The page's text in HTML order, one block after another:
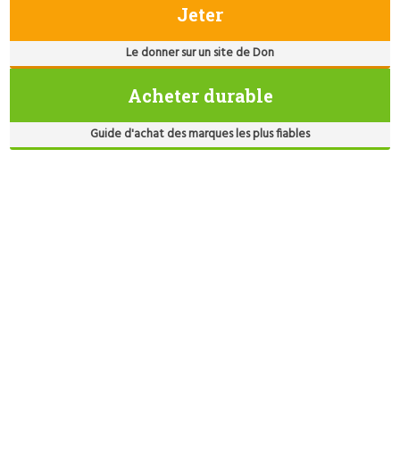
Jeter
Le donner sur un site de Don
Acheter durable
Guide d'achat des marques les plus fiables